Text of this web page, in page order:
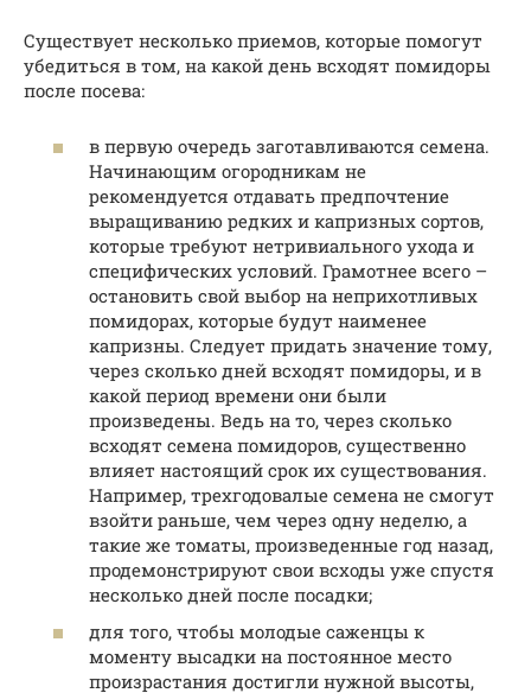
Существует несколько приемов, которые помогут
убедиться в том, на какой день всходят помидоры
после посева:
в первую очередь заготавливаются семена.
Начинающим огородникам не
рекомендуется отдавать предпочтение
выращиванию редких и капризных сортов,
которые требуют нетривиального ухода и
специфических условий. Грамотнее всего –
остановить свой выбор на неприхотливых
помидорах, которые будут наименее
капризны. Следует придать значение тому,
через сколько дней всходят помидоры, и в
какой период времени они были
произведены. Ведь на то, через сколько
всходят семена помидоров, существенно
влияет настоящий срок их существования.
Например, трехгодовалые семена не смогут
взойти раньше, чем через одну неделю, а
такие же томаты, произведенные год назад,
продемонстрируют свои всходы уже спустя
несколько дней после посадки;
для того, чтобы молодые саженцы к
моменту высадки на постоянное место
произрастания достигли нужной высоты,